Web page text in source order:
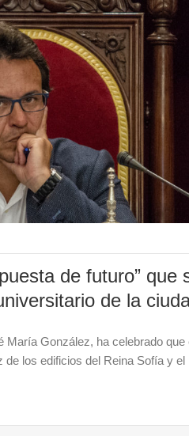
de futuro” que
de la
González, ha celebrado
de los edificios del Reina Sofía y